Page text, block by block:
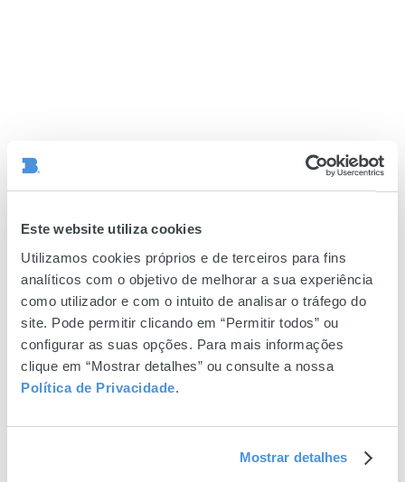
Este website utiliza cookies
Utilizamos cookies próprios e de terceiros para fins
analíticos com o objetivo de melhorar a sua experiência
como utilizador e com o intuito de analisar o tráfego do
site. Pode permitir clicando em “Permitir todos” ou
configurar as suas opções. Para mais informações
clique em “Mostrar detalhes” ou consulte a nossa
Política de Privacidade.
Mostrar detalhes